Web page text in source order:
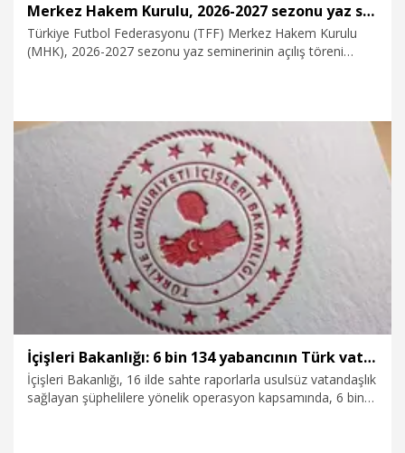
Merkez Hakem Kurulu, 2026-2027 sezonu yaz semineri başladı
Türkiye Futbol Federasyonu (TFF) Merkez Hakem Kurulu
(MHK), 2026-2027 sezonu yaz seminerinin açılış töreni
Başkanı Ferhat Gündoğdu, TFF Başkan Vekili Fuat Göktaş,
Elit Hakem Direktörü Anthony Taylor’ın yanı sıra yönetim
kurulu üyeleri, hakem eğitmenleri, hakemler ve davetliler
Spor
İçişleri Bakanlığı: 6 bin 134 yabancının Türk vatandaşlığı iptal edildi ya da geri alındı
İçişleri Bakanlığı, 16 ilde sahte raporlarla usulsüz vatandaşlık
sağlayan şüphelilere yönelik operasyon kapsamında, 6 bin